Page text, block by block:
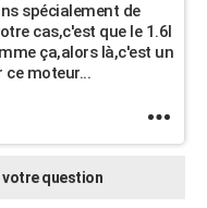
spécialement de
cas,c'est que le 1.6l
ça,alors là,c'est un
ce moteur...
votre question